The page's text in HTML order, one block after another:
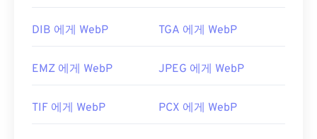
DIB 에게 WebP TGA 에게 WebP
EMZ 에게 WebP JPEG 에게 WebP
TIF 에게 WebP PCX 에게 WebP